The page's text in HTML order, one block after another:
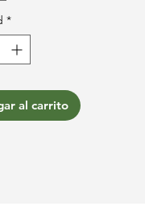
*
al carrito